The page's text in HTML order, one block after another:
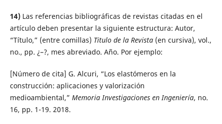
14)Las referencias bibliográficas de revistas citadas en el
artículo deben presentar la siguiente estructura: Autor,
“Título,” (entre comillas) Titulo de la Revista(en cursiva), vol.,
no., pp. ¿–?, mes abreviado. Año. Por ejemplo:
[Número de cita] G. Alcuri, “Los elastómeros en la
construcción: aplicaciones y valorización
medioambiental,” Memoria Investigaciones en Ingeniería, no.
16, pp. 1-19. 2018.